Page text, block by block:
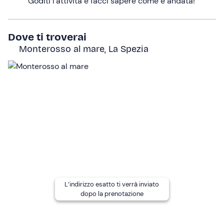
grazie anche alla presenza di airbag. Il punto di
atterraggio corrisponde a quello del ritrovo, dove
avremo lasciato le nostre auto.
Tra spostamenti, preparazione e volo, la durata totale
dell'attività è dicirca 2 ore
L'attività è prenotabiletutto l'annotranne da maggio a
settembre, poiché l'atterraggio su spiaggia è vietato.
Dove ti troverai
Monterosso al mare, La Spezia
L’indirizzo esatto ti verrà inviato
dopo la prenotazione